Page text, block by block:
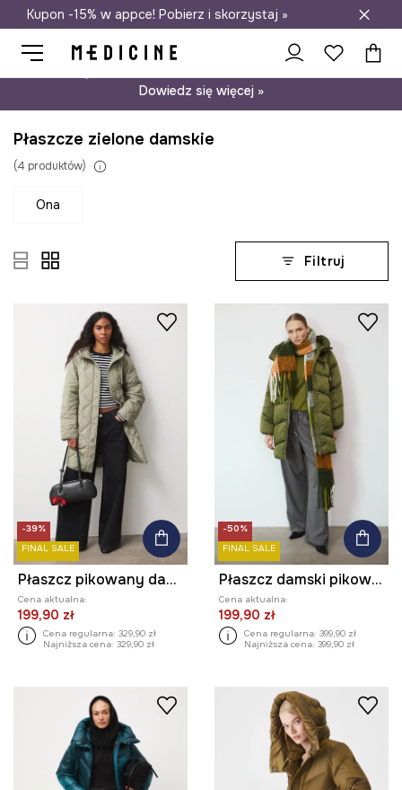
Darmowa dostawa do salonów
Kupon -15% w appce! Pobierz i skorzystaj »
Dowiedz się więcej »
Płaszcze zielone damskie
(4 produktów)
ona
Filtruj
-39%
FINAL SALE
Płaszcz pikowany damski
Cena aktualna:
199,90 zł
Cena regularna: 329,90 zł
Najniższa cena: 329,90 zł
-50%
FINAL SALE
Płaszcz damski pikowany
Cena aktualna:
199,90 zł
Cena regularna: 399,90 zł
Najniższa cena: 399,90 zł